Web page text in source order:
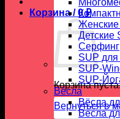
Корзина /0₽
Корзина
Вернуться в
Женские
Детские
Серфинг
SUP
SUP-
SUP-
Вёсла
Вёсла
Весла